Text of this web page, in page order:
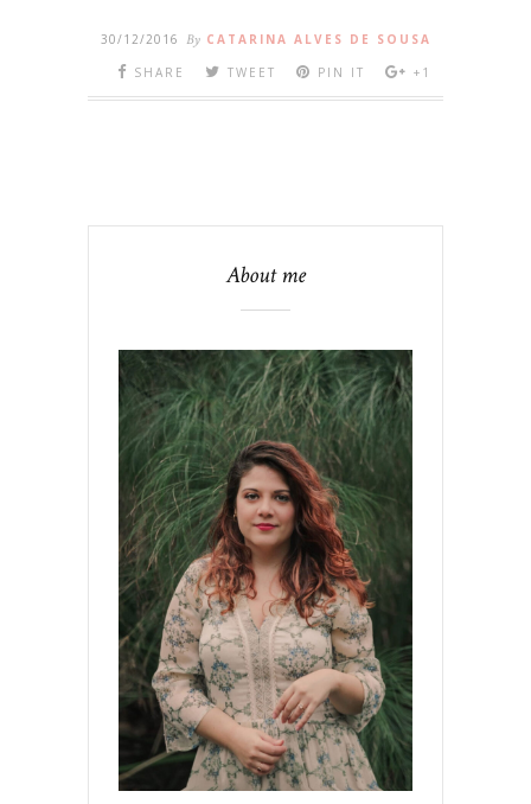
30/12/2016 By CATARINA ALVES DE SOUSA
SHARE
TWEET PIN IT +1
About me